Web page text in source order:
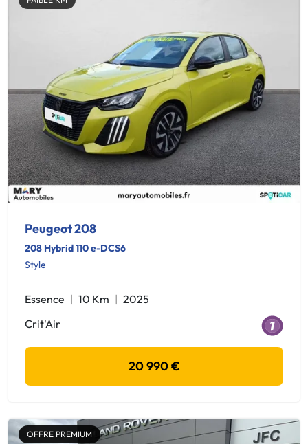
Peugeot 208
208 Hybrid 110 e-DCS6
Style
Essence 10 Km
2025
Crit'Air
20 990 €
OFFRE PREMIUM